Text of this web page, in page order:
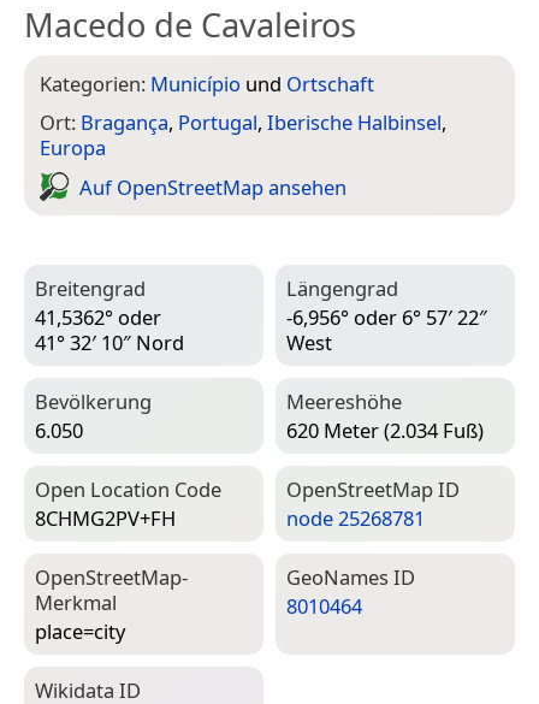
Macedo de Cavaleiros
Kategorien: Município und Ortschaft
Ort: Bragança, Portugal, Iberische Halbinsel,
Europa
Auf Open­Street­Map ansehen
Breitengrad
41,5362° oder
41° 32′ 10″ Nord
Längengrad
-6,956° oder 6° 57′ 22″
West
Bevölkerung
6.050
Meereshöhe
620 Meter (2.034 Fuß)
Open Location Code
8CHMG2PV+FH
Open­Street­Map ID
node 25268781
Open­Street­Map-
Merkmal
place=­city
Geo­Names ID
8010464
Wiki­data ID